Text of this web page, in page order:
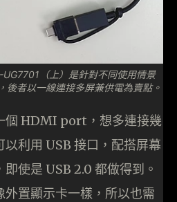
（上）是針對不同使用情景
後者以一線連接多屏兼供電為賣點。
個 HDMI port，想多連接幾
利用 USB 接口，配搭屏幕
使是 USB 2.0 都做得到。
外置顯示卡一樣，所以也需